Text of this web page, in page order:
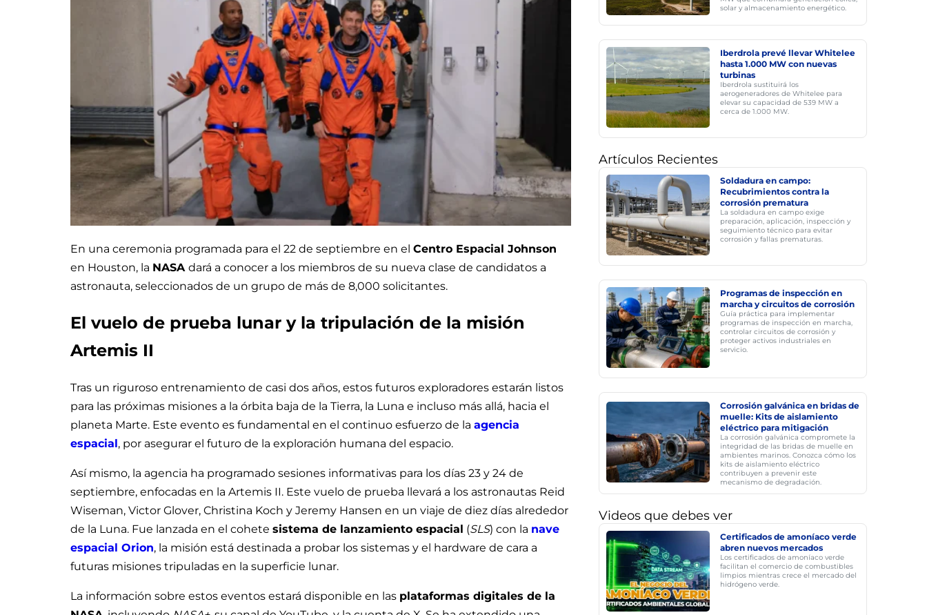
En una ceremonia programada para el 22 de septiembre en el Centro Espacial Johnson
en Houston, la NASA dará a conocer a los miembros de su nueva clase de candidatos a
astronauta, seleccionados de un grupo de más de 8,000 solicitantes.
El vuelo de prueba lunar y la tripulación de la misión
Artemis II
Tras un riguroso entrenamiento de casi dos años, estos futuros exploradores estarán listos
para las próximas misiones a la órbita baja de la Tierra, la Luna e incluso más allá, hacia el
planeta Marte. Este evento es fundamental en el continuo esfuerzo de la agencia
espacial, por asegurar el futuro de la exploración humana del espacio.
Así mismo, la agencia ha programado sesiones informativas para los días 23 y 24 de
septiembre, enfocadas en la Artemis II. Este vuelo de prueba llevará a los astronautas Reid
Wiseman, Victor Glover, Christina Koch y Jeremy Hansen en un viaje de diez días alrededor
de la Luna. Fue lanzada en el cohete sistema de lanzamiento espacial (SLS) con la nave
espacial Orion, la misión está destinada a probar los sistemas y el hardware de cara a
futuras misiones tripuladas en la superficie lunar.
La información sobre estos eventos estará disponible en las plataformas digitales de la
solar y almacenamiento energético.
Iberdrola prevé llevar Whitelee
hasta 1.000 MW con nuevas
turbinas
Iberdrola sustituirá los
aerogeneradores de Whitelee para
elevar su capacidad de 539 MW a
cerca de 1.000 MW.
Artículos Recientes
Soldadura en campo:
Recubrimientos contra la
corrosión prematura
La soldadura en campo exige
preparación, aplicación, inspección y
seguimiento técnico para evitar
corrosión y fallas prematuras.
Programas de inspección en
marcha y circuitos de corrosión
Guía práctica para implementar
programas de inspección en marcha,
controlar circuitos de corrosión y
proteger activos industriales en
servicio.
Corrosión galvánica en bridas de
muelle: Kits de aislamiento
eléctrico para mitigación
La corrosión galvánica compromete la
integridad de las bridas de muelle en
ambientes marinos. Conozca cómo los
kits de aislamiento eléctrico
contribuyen a prevenir este
mecanismo de degradación.
Videos que debes ver
Certificados de amoníaco verde
abren nuevos mercados
Los certificados de amoníaco verde
facilitan el comercio de combustibles
limpios mientras crece el mercado del
hidrógeno verde.